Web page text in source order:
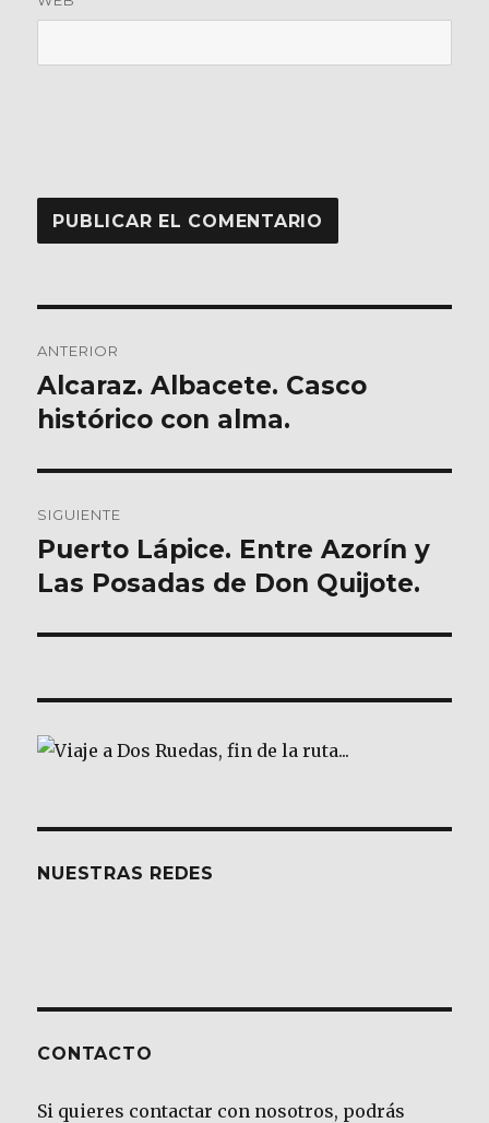
de
entradas
ANTERIOR
Entrada
anterior:
Alcaraz. Albacete. Casco
histórico con alma.
SIGUIENTE
Entrada
siguiente:
Puerto Lápice. Entre Azorín y
Las Posadas de Don Quijote.
NUESTRAS REDES
CONTACTO
Si quieres contactar con nosotros, podrás